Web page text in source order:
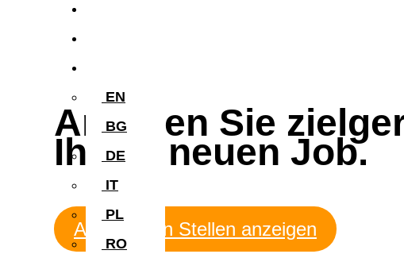
EN
BG
DE
IT
PL
RO
Arbeiten Sie
Ihrem neuen Job.
Alle offenen Stellen anzeigen